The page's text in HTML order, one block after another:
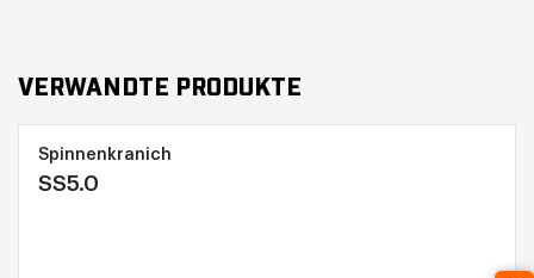
VERWANDTE PRODUKTE
Spinnenkranich
SS5.0